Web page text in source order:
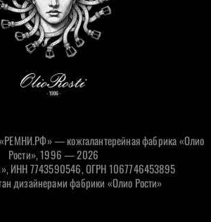
— кожгалантерейная фабрика «Олио
Рости», 1996 — 2026
ИНН 7743590546, ОГРН 1067746453895
дизайнерами фабрики «Олио Рости»